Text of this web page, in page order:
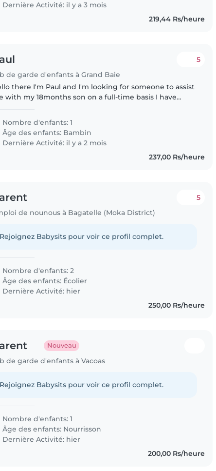
Dernière Activité: il y a 3 mois
219,44 Rs/heure
de garde d'enfants à Grand Baie
5
there I'm Paul and I'm looking for someone to assist
with my 18months son on a full-time basis I have
to offer..
Nombre d'enfants: 1
Âge des enfants: Bambin
Dernière Activité: il y a 2 mois
237,00 Rs/heure
de nounous à Bagatelle (Moka District)
5
Rejoignez Babysits pour voir ce profil complet.
Nombre d'enfants: 2
Âge des enfants: Écolier
Dernière Activité: hier
250,00 Rs/heure
Nouveau
de garde d'enfants à Vacoas
Rejoignez Babysits pour voir ce profil complet.
Nombre d'enfants: 1
Âge des enfants: Nourrisson
Dernière Activité: hier
200,00 Rs/heure